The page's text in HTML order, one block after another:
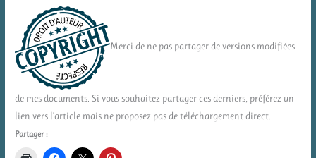
Merci de ne pas partager de versions modifiées
de mes documents. Si vous souhaitez partager ces derniers, préférez un
lien vers l’article mais ne proposez pas de téléchargement direct.
Partager :